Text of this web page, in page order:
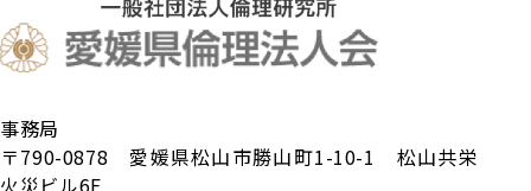
事務局
〒790-0878 愛媛県松山市勝山町1-10-1 松山共栄
火災ビル6F